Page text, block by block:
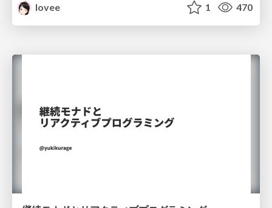
lovee 1 470